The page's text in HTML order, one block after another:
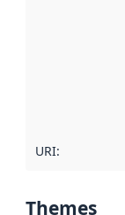
URI:
Themes